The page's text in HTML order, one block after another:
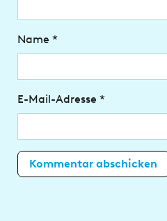
Name *
E-Mail-Adresse *